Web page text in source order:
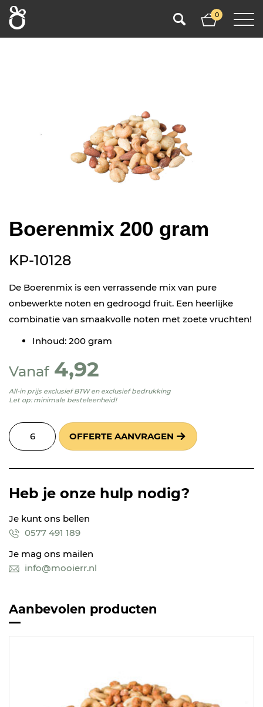
0
Boerenmix 200 gram
KP-10128
De Boerenmix is een verrassende mix van pure
onbewerkte noten en gedroogd fruit. Een heerlijke
combinatie van smaakvolle noten met zoete vruchten!
Inhoud: 200 gram
Vanaf 4,92
All-in prijs exclusief BTW en exclusief bedrukking
Let op: minimale besteleenheid!
OFFERTE AANVRAGEN
Heb je onze hulp nodig?
Je kunt ons bellen
0577 491 189
Je mag ons mailen
info@mooierr.nl
Aanbevolen producten